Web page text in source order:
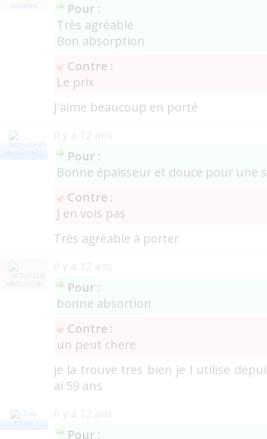
Lauralee
Pour :
Très agréable
Bon absorption
Contre :
Le prix
J'aime beaucoup en porté
lacouche21
il y a 12 ans
Pour :
Bonne épaisseur et douce pour une
Contre :
J en vois pas
Très agréable à porter
UROLOGUE
il y a 12 ans
Pour :
bonne absortion
Contre :
un peut chere
je la trouve tres bien je l utilise
ai 59 ans
LDiap
il y a 12 ans
Pour :